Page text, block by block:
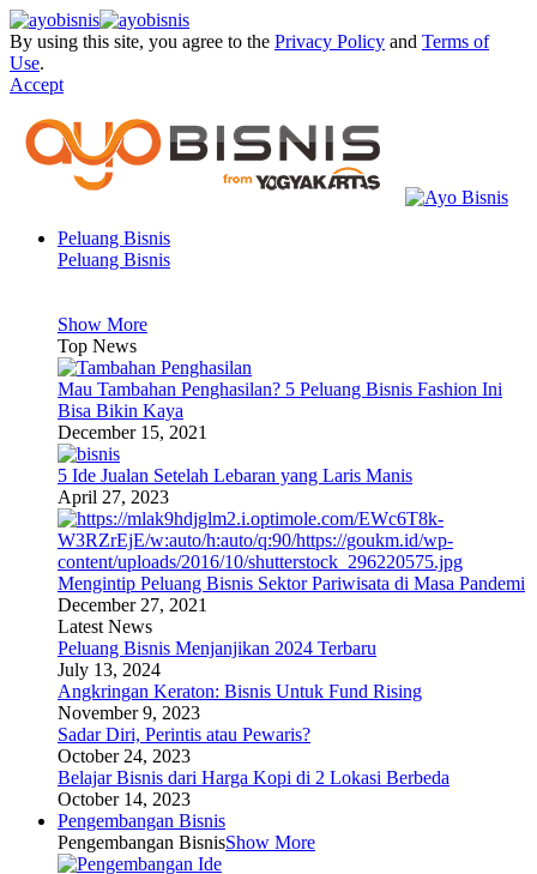
By using this site, you agree to the Privacy Policy and Terms of
Use.
Accept
Peluang Bisnis
Peluang Bisnis
Show More
Top News
Mau Tambahan Penghasilan? 5 Peluang Bisnis Fashion Ini
Bisa Bikin Kaya
December 15, 2021
5 Ide Jualan Setelah Lebaran yang Laris Manis
April 27, 2023
Mengintip Peluang Bisnis Sektor Pariwisata di Masa Pandemi
December 27, 2021
Latest News
Peluang Bisnis Menjanjikan 2024 Terbaru
July 13, 2024
Angkringan Keraton: Bisnis Untuk Fund Rising
November 9, 2023
Sadar Diri, Perintis atau Pewaris?
October 24, 2023
Belajar Bisnis dari Harga Kopi di 2 Lokasi Berbeda
October 14, 2023
Pengembangan Bisnis
Pengembangan BisnisShow More